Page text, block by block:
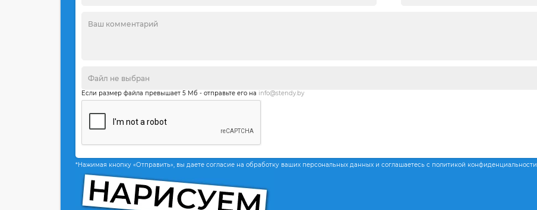
Если размер файла превышает 5 Мб - отправьте его на info@stendy.by
*Нажимая кнопку «Отправить», вы даете согласие на обработку ваших персональных данных и соглашаетесь с политикой конфиденциальности